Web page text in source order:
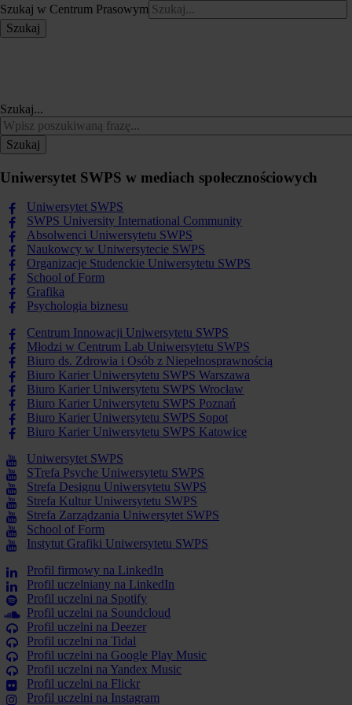
Szukaj w Centrum Prasowym
Szukaj
Szukaj...
Szukaj
Uniwersytet SWPS w mediach społecznościowych
Uniwersytet SWPS
SWPS University International Community
Absolwenci Uniwersytetu SWPS
Naukowcy w Uniwersytecie SWPS
Organizacje Studenckie Uniwersytetu SWPS
School of Form
Grafika
Psychologia biznesu
Centrum Innowacji Uniwersytetu SWPS
Młodzi w Centrum Lab Uniwersytetu SWPS
Biuro ds. Zdrowia i Osób z Niepełnosprawnością
Biuro Karier Uniwersytetu SWPS Warszawa
Biuro Karier Uniwersytetu SWPS Wrocław
Biuro Karier Uniwersytetu SWPS Poznań
Biuro Karier Uniwersytetu SWPS Sopot
Biuro Karier Uniwersytetu SWPS Katowice
Uniwersytet SWPS
STrefa Psyche Uniwersytetu SWPS
Strefa Designu Uniwersytetu SWPS
Strefa Kultur Uniwersytetu SWPS
Strefa Zarządzania Uniwersytet SWPS
School of Form
Instytut Grafiki Uniwersytetu SWPS
Profil firmowy na LinkedIn
Profil uczelniany na LinkedIn
Profil uczelni na Spotify
Profil uczelni na Soundcloud
Profil uczelni na Deezer
Profil uczelni na Tidal
Profil uczelni na Google Play Music
Profil uczelni na Yandex Music
Profil uczelni na Flickr
Profil uczelni na Instagram